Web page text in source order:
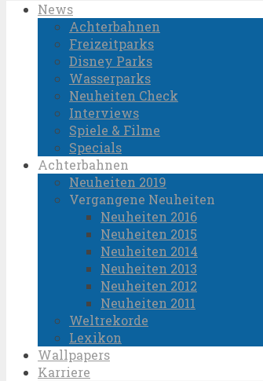
News
Achterbahnen
Freizeitparks
Disney Parks
Wasserparks
Neuheiten Check
Interviews
Spiele & Filme
Specials
Achterbahnen
Neuheiten 2019
Vergangene Neuheiten
Neuheiten 2016
Neuheiten 2015
Neuheiten 2014
Neuheiten 2013
Neuheiten 2012
Neuheiten 2011
Weltrekorde
Lexikon
Wallpapers
Karriere